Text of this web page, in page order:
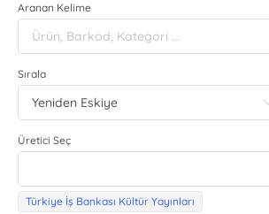
Aranan Kelime
Sırala
Üretici Seç
Türkiye İş Bankası Kültür Yayınları